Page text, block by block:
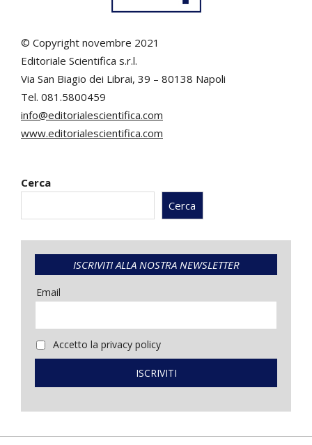
© Copyright novembre 2021
Editoriale Scientifica s.r.l.
Via San Biagio dei Librai, 39 – 80138 Napoli
Tel. 081.5800459
info@editorialescientifica.com
www.editorialescientifica.com
Cerca
Cerca
ISCRIVITI ALLA NOSTRA NEWSLETTER
Email
Accetto la privacy policy